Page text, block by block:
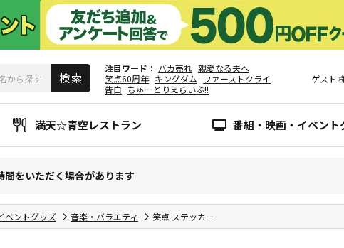
注目ワード バカ売れ 親愛なる夫へ
笑点60周年 キングダム ファーストクライ
告白 ちゅーとりえらいぶ!!
ゲスト
満天☆青空レストラン 番組・映画・イベント
をいただく場合があります
ベントグッズ 音楽・バラエティ 笑点 ステッカー